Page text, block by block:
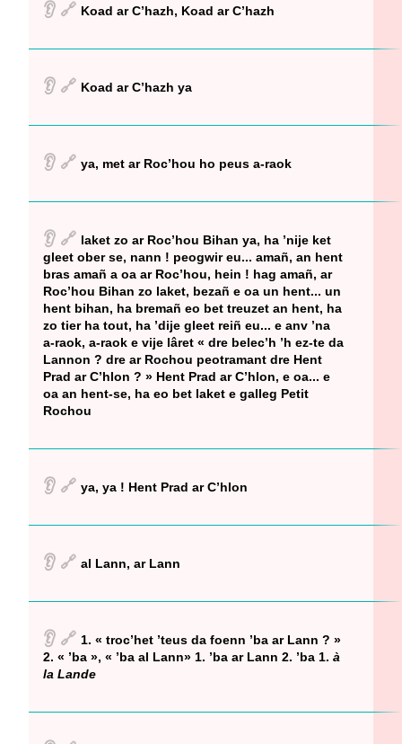
👂 🔗 Koad ar C’hazh, Koad ar C’hazh
👂 🔗 Koad ar C’hazh ya
👂 🔗 ya, met ar Roc’hou ho peus a-raok
👂 🔗 laket zo ar Roc’hou Bihan ya, ha ’nije ket
gleet ober se, nann ! peogwir eu... amañ, an hent
bras amañ a oa ar Roc’hou, hein ! hag amañ, ar
Roc’hou Bihan zo laket, bezañ e oa un hent... un
hent bihan, ha bremañ eo bet treuzet an hent, ha
zo tier ha tout, ha ’dije gleet reiñ eu... e anv ’na
a-raok, a-raok e vije lâret « dre belec’h ’h ez-te da
Lannon ? dre ar Rochou peotramant dre Hent
Prad ar C’hlon ? » Hent Prad ar C’hlon, e oa... e
oa an hent-se, ha eo bet laket e galleg Petit
Rochou
👂 🔗 ya, ya ! Hent Prad ar C’hlon
👂 🔗 al Lann, ar Lann
👂 🔗 1. « troc’het ’teus da foenn ’ba ar Lann ? »
2. « ’ba », « ’ba al Lann» 1. ’ba ar Lann 2. ’ba 1. à
la Lande